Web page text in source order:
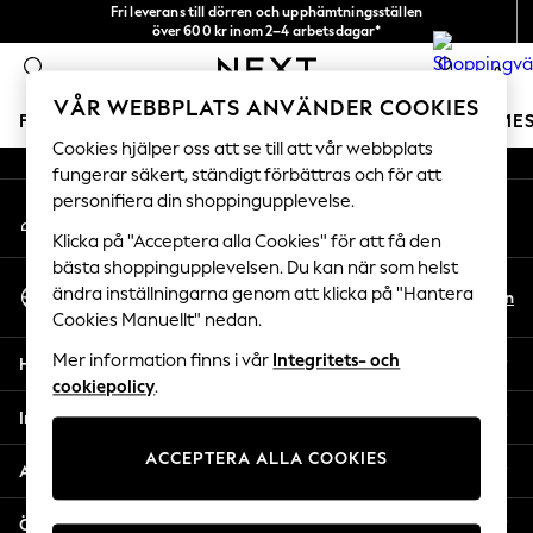
Fri leverans till dörren och upphämtningsställen
över 600 kr inom 2–4 arbetsdagar*
0
FLICKOR POJKAR BABY DAMER HERRAR
GIRLS
New In
50 - 92cm
98 - 110cm
116 - 134cm
140 - 174cm
Trending: Top & Short Sets
Trending: Clogs
All Clothing
Coats & Jackets
Sweatshirts & Hoodies
An error occurred on client
Våra sociala nätverk
Mitt konto
Logga in på ditt konto
Välj Språk
Svenska
Sv En
Hjälp
Integritet & Juridik
Avdelningar
Övriga tjänster
VÅR WEBBPLATS ANVÄNDER COOKIES
Cookies hjälper oss att se till att vår webbplats
fungerar säkert, ständigt förbättras och för att
personifiera din shoppingupplevelse.
Klicka på "Acceptera alla Cookies" för att få den
bästa shoppingupplevelsen. Du kan när som helst
ändra inställningarna genom att klicka på "Hantera
Cookies Manuellt" nedan.
Mer information finns i vår Integritets- och
cookiepolicy.
ACCEPTERA ALLA COOKIES